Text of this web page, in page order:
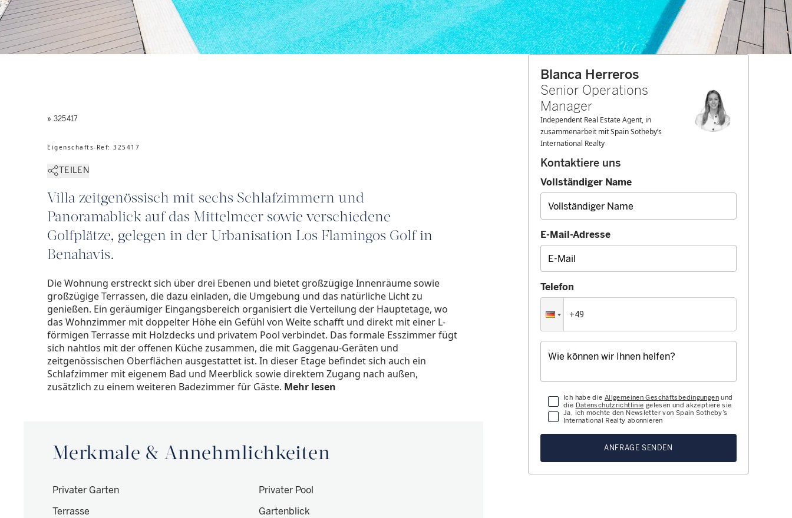
» 325417
Eigenschafts-Ref: 325417
TEILEN
Villa zeitgenössisch mit sechs Schlafzimmern und
Panoramablick auf das Mittelmeer sowie verschiedene
Golfplätze, gelegen in der Urbanisation Los Flamingos Golf in
Benahavis.
Die Wohnung erstreckt sich über drei Ebenen und bietet großzügige Innenräume sowie
großzügige Terrassen, die dazu einladen, die Umgebung und das natürliche Licht zu
genießen. Ein geräumiger Eingangsbereich organisiert die Verteilung der Hauptetage, wo
das Wohnzimmer mit doppelter Höhe ein Gefühl von Weite schafft und direkt mit einer L-
förmigen Terrasse mit Holzdecks und privatem Pool verbindet. Das formale Esszimmer fügt
sich nahtlos mit der offenen Küche zusammen, die mit Gaggenau-Geräten und
zeitgenössischen Oberflächen ausgestattet ist. In dieser Etage befindet sich auch ein
Schlafzimmer mit eigenem Bad und Meerblick sowie direktem Zugang nach außen,
zusätzlich zu einem weiteren Badezimmer für Gäste. Mehr lesen
Merkmale & Annehmlichkeiten
Privater Garten
Privater Pool
Terrasse
Gartenblick
Blanca Herreros
Senior Operations
Manager
Independent Real Estate Agent, in
zusammenarbeit mit Spain Sotheby’s
International Realty
Kontaktiere uns
Vollständiger Name
E-Mail-Adresse
Telefon
Ich habe die Allgemeinen Geschäftsbedingungenund
die Datenschutzrichtlinie gelesen und akzeptiere sie
Ja, ich möchte den Newsletter von Spain Sotheby’s
International Realty abonnieren
ANFRAGE SENDEN